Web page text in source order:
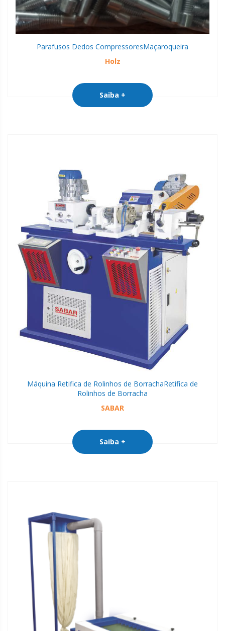
Parafusos Dedos CompressoresMaçaroqueira
Holz
Saiba +
Máquina Retifica de Rolinhos de BorrachaRetifica de
Rolinhos de Borracha
SABAR
Saiba +